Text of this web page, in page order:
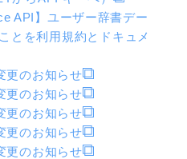
API】ユーザー辞書デー
とを利用規約とドキュメ
更のお知らせ
更のお知らせ
更のお知らせ
更のお知らせ
更のお知らせ